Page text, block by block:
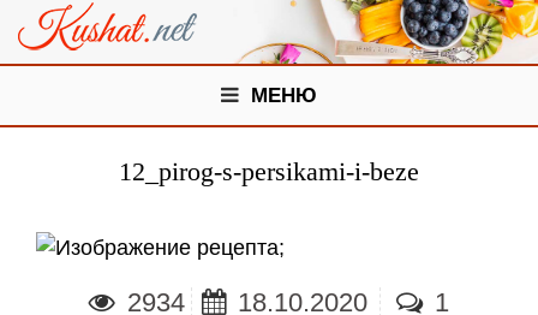
МЕНЮ
12_pirog-s-persikami-i-beze
;
2934 18.10.2020 1